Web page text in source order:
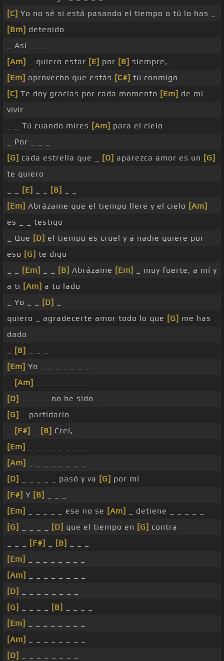
[C] Yo no sé si está pasando el tiempo o tú lo has _
[Bm] detenido
_ Así _ _ _
[Am]
_ quiero estar [E] por [B] siempre, _
[Em] aprovecho que estás [C#] tú conmigo _
[C] Te doy gracias por cada momento [Em] de mi
vivir
_ _ Tú cuando mires [Am] para el cielo
_ Por _ _ _
[G] cada estrella que _ [D] aparezca amor es un [G]
te quiero
[E] [B]
[Em] Abrázame que el tiempo llere y el cielo [Am]
es _ _ testigo
_ Que [D] el tiempo es cruel y a nadie quiere por
eso [G] te digo
[Em] [B] Abrázame [Em]
_ muy fuerte, a mí y
a ti [Am] a tu lado
_ Yo _ _
[D]
quiero _ agradecerte amor todo lo que [G] me has
dado
[B]
[Em] Yo _ _ _ _ _ _ _
[Am]
[D]
_ _ _ _ no he sido _
[G]
_ partidario
[F#] [B] Creí, _
[Em]
[Am]
[D]
_ _ _ _ _ pasó y va [G] por mí
[F#] Y [B]
[Em]
_ _ _ _ _ ese no se [Am]
_ detiene _ _ _ _ _
[G]
[D] que el tiempo en [G] contra
[F#] [B]
[Em]
[Am]
[D]
[G]
[B]
[Em]
[Am]
[D]